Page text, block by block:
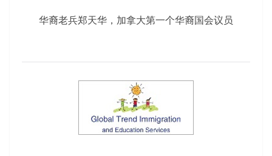
华裔老兵郑天华，加拿大第一个华裔国会议员